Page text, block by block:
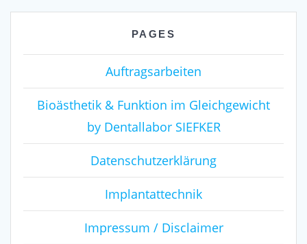
PAGES
Auftragsarbeiten
Bioästhetik & Funktion im Gleichgewicht
by Dentallabor SIEFKER
Datenschutzerklärung
Implantattechnik
Impressum / Disclaimer